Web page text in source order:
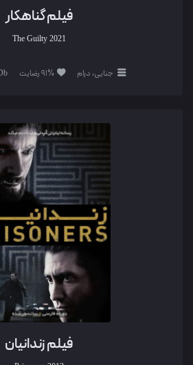
فیلم گناهکار
The Guilty 2021
جنایی، درام 91% رضایت
فیلم زندانیان